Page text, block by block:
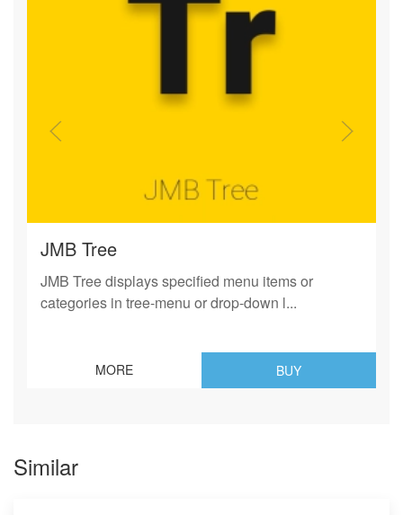
JMB Tree
JMB Tree displays specified menu items or
categories in tree-menu or drop-down l...
MORE BUY
Similar